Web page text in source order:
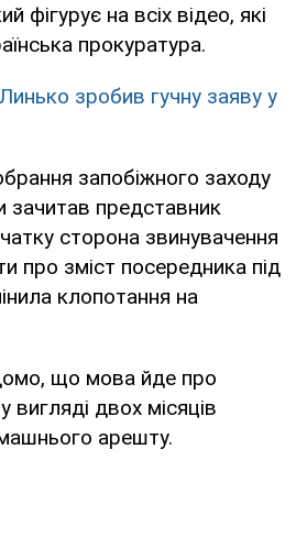
фігурує на всіх відео, які
прокуратура.
зробив гучну заяву у
запобіжного заходу
зачитав представник
сторона звинувачення
про зміст посередника під
клопотання на
що мова йде про
вигляді двох місяців
арешту.